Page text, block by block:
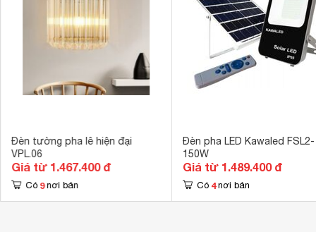
Đèn tường pha lê hiện đại
VPL.06
Giá từ 1.467.400 đ
Có 9 nơi bán
Đèn pha LED Kawaled FSL2-
150W
Giá từ 1.489.400 đ
Có 4 nơi bán